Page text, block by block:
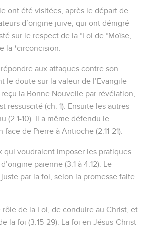
ont été visitées, après le départ de
d’origine juive, qui ont dénigré
sur le respect de la *Loi de *Moïse,
la *circoncision.
aux attaques contre son
le doute sur la valeur de l’Evangile
la Bonne Nouvelle par révélation,
ressuscité (ch. 1). Ensuite les autres
(2.1-10). Il a même défendu le
de Pierre à Antioche (2.11-21).
qui voudraient imposer les pratiques
païenne (3.1 à 4.12). Le
par la foi, selon la promesse faite
de la Loi, de conduire au Christ, et
la foi (3.15-29). La foi en Jésus-Christ